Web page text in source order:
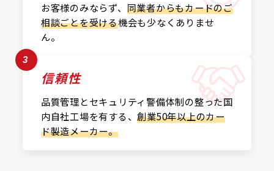
お客様のみならず、 同業者からもカードのご
相談ごとを受ける機会も少なくありませ
ん。
3
信頼性
品質管理とセキュリティ警備体制の整った国
内自社工場を有する、創業50年以上のカー
ド製造メーカー。